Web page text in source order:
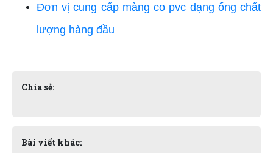
Đơn vị cung cấp màng co pvc dạng ống chất
lượng hàng đầu
Chia sẻ:
Bài viết khác: